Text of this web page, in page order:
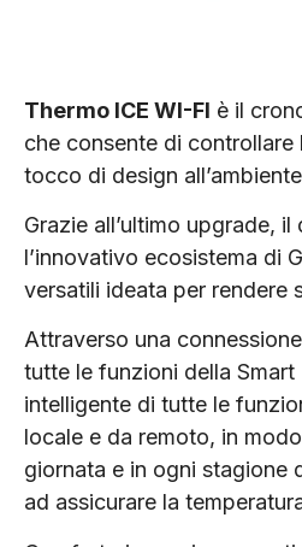
Thermo ICE WI-FI è il
che consente di controllare
tocco di design
Grazie all’ultimo upgrade,
l’innovativo ecosistema di
versatili ideata per rendere
Attraverso una
tutte le funzioni della
intelligente di tutte le
locale e da remoto, in
giornata e in ogni stagione
ad assicurare la